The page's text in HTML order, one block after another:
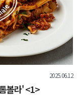
2025.06.12
볼라' <1>